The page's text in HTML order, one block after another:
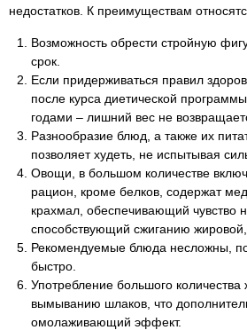
недостатков. К преимуществам
Возможность обрести стройную
срок.
Если придерживаться правил
после курса диетической
годами – лишний вес не
Разнообразие блюд, а также их
позволяет худеть, не испытывая
Овощи, в большом количестве
рацион, кроме белков, содержат
крахмал, обеспечивающий чувство
способствующий сжиганию
Рекомендуемые блюда несложны,
быстро.
Употребление большого количества
вымыванию шлаков, что
омолаживающий эффект.